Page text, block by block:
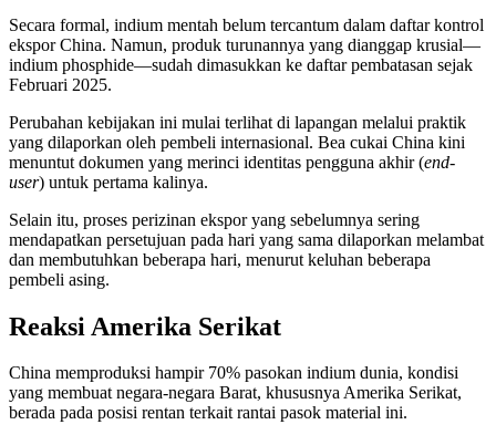
Secara formal, indium mentah belum tercantum dalam daftar kontrol
ekspor China. Namun, produk turunannya yang dianggap krusial—
indium phosphide—sudah dimasukkan ke daftar pembatasan sejak
Februari 2025.
Perubahan kebijakan ini mulai terlihat di lapangan melalui praktik
yang dilaporkan oleh pembeli internasional. Bea cukai China kini
menuntut dokumen yang merinci identitas pengguna akhir (end-
user) untuk pertama kalinya.
Selain itu, proses perizinan ekspor yang sebelumnya sering
mendapatkan persetujuan pada hari yang sama dilaporkan melambat
dan membutuhkan beberapa hari, menurut keluhan beberapa
pembeli asing.
Reaksi Amerika Serikat
China memproduksi hampir 70% pasokan indium dunia, kondisi
yang membuat negara-negara Barat, khususnya Amerika Serikat,
berada pada posisi rentan terkait rantai pasok material ini.